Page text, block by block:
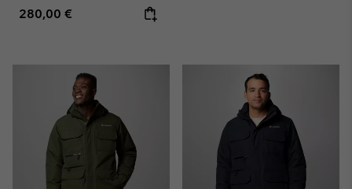
Regular price:
280,00 €